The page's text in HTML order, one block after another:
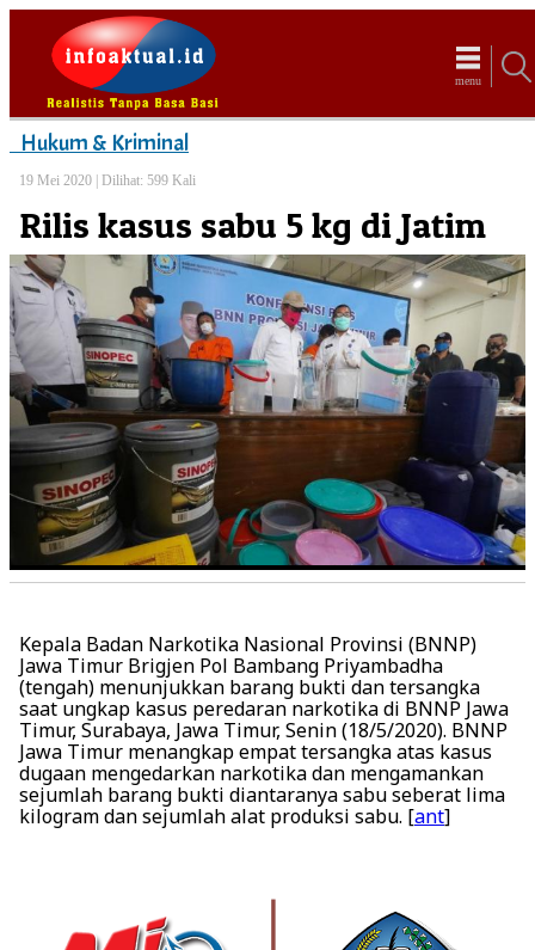
menu
Hukum & Kriminal
19 Mei 2020 | Dilihat: 599 Kali
Rilis kasus sabu 5 kg di Jatim
Kepala Badan Narkotika Nasional Provinsi (BNNP)
Jawa Timur Brigjen Pol Bambang Priyambadha
(tengah) menunjukkan barang bukti dan tersangka
saat ungkap kasus peredaran narkotika di BNNP Jawa
Timur, Surabaya, Jawa Timur, Senin (18/5/2020). BNNP
Jawa Timur menangkap empat tersangka atas kasus
dugaan mengedarkan narkotika dan mengamankan
sejumlah barang bukti diantaranya sabu seberat lima
kilogram dan sejumlah alat produksi sabu. [ant]